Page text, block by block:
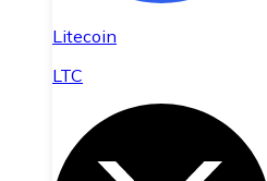
Litecoin
LTC